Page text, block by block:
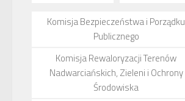
Komisja Bezpieczeństwa i Porządku
Publicznego
Komisja Rewaloryzacji Terenów
Nadwarciańskich, Zieleni i Ochrony
Środowiska